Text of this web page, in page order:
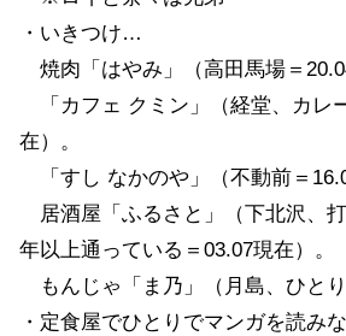
・いきつけ…
焼肉「はやみ」（高田馬場＝
「カフェ クミン」（経堂、カレ
在）。
「すし なかのや」（不動前＝
居酒屋「ふるさと」（下北沢、
年以上通っている＝03.07現在）。
もんじゃ「ま乃」（月島、ひとり
・定食屋でひとりでマンガを読み